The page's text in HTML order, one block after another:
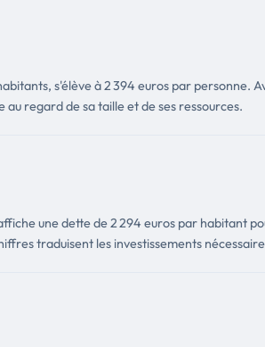
s'élève à 2 394 euros par personne.
regard de sa taille et de ses ressources.
une dette de 2 294 euros par habitant
traduisent les investissements